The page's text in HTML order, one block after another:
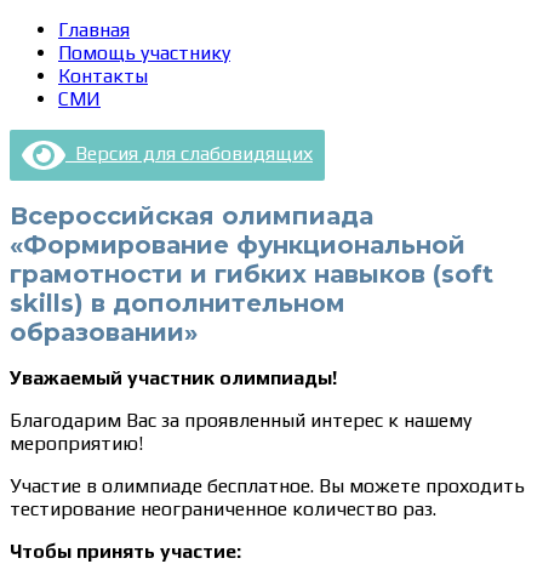
Главная
Помощь участнику
Контакты
СМИ
Версия для слабовидящих
Всероссийская олимпиада
«Формирование функциональной
грамотности и гибких навыков (soft
skills) в дополнительном
образовании»
Уважаемый участник олимпиады!
Благодарим Вас за проявленный интерес к нашему
мероприятию!
Участие в олимпиаде бесплатное. Вы можете проходить
тестирование неограниченное количество раз.
Чтобы принять участие: